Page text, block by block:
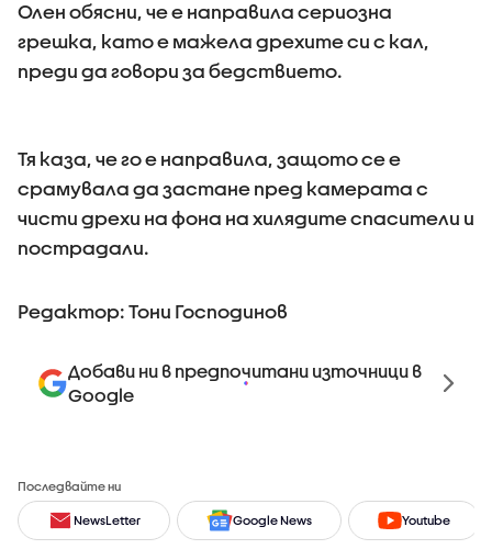
Олен обясни, че е направила сериозна
грешка, като е мажела дрехите си с кал,
преди да говори за бедствието.
Тя каза, че го е направила, защото се е
срамувала да застане пред камерата с
чисти дрехи на фона на хилядите спасители и
пострадали.
Редактор: Тони Господинов
Добави ни в предпочитани източници в
Google
Последвайте ни
NewsLetter Google News Youtube